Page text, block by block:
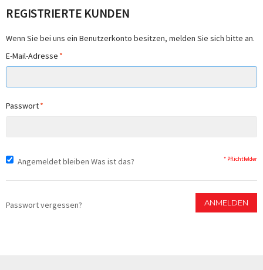
REGISTRIERTE KUNDEN
Wenn Sie bei uns ein Benutzerkonto besitzen, melden Sie sich bitte an.
*
E-Mail-Adresse
*
Passwort
Angemeldet bleiben Was ist das? * Pflichtfelder
Passwort vergessen? ANMELDEN